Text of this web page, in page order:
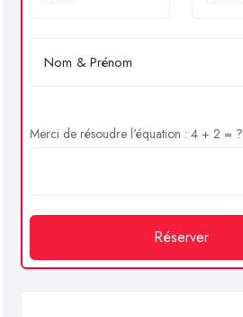
Merci de résoudre l'équation : 4 + 2 = ?
Réserver